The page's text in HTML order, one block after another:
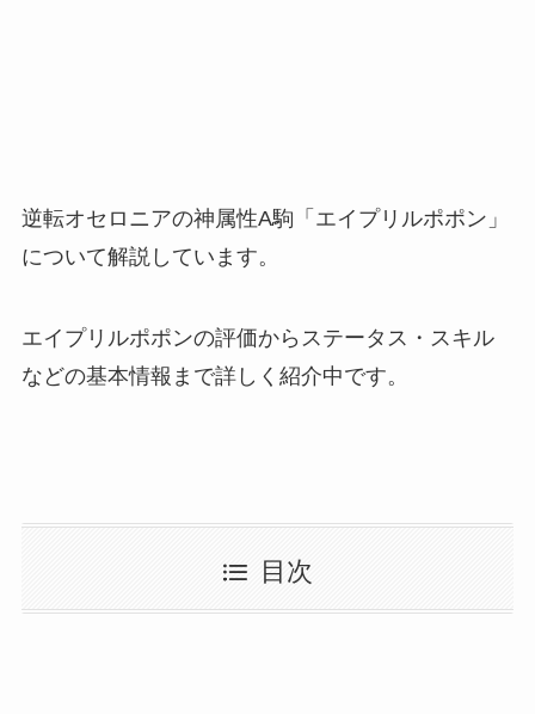
逆転オセロニアの神属性A駒「エイプリルポポン」
について解説しています。
エイプリルポポンの評価からステータス・スキル
などの基本情報まで詳しく紹介中です。
目次